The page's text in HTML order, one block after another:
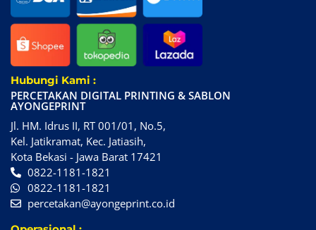
Hubungi Kami :
PERCETAKAN DIGITAL PRINTING & SABLON
AYONGEPRINT
Jl. HM. Idrus II, RT 001/01, No.5,
Kel. Jatikramat, Kec. Jatiasih,
Kota Bekasi - Jawa Barat 17421
0822-1181-1821
0822-1181-1821
percetakan@ayongeprint.co.id